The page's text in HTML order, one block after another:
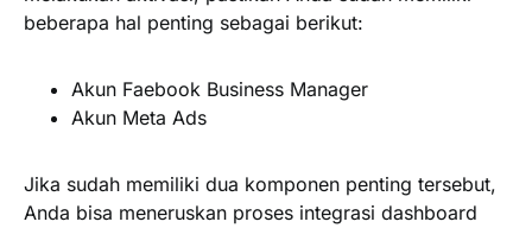
beberapa hal penting sebagai berikut:
Akun Faebook Business Manager
Akun Meta Ads
Jika sudah memiliki dua komponen penting tersebut,
Anda bisa meneruskan proses integrasi dashboard